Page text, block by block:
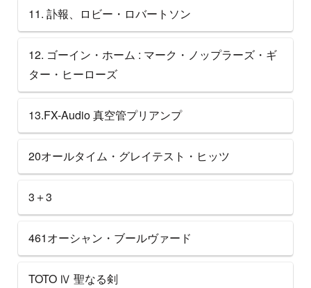
11. 訃報、ロビー・ロバートソン
12. ゴーイン・ホーム : マーク・ノップラーズ・ギ
ター・ヒーローズ
13.FX-Audio 真空管プリアンプ
20オールタイム・グレイテスト・ヒッツ
3＋3
461オーシャン・ブールヴァード
TOTO Ⅳ 聖なる剣